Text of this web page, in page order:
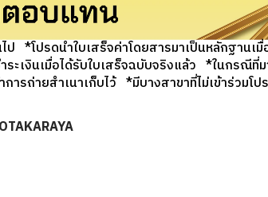
*โปรดนำใบเสร็จค่าโดยสารมาเป็นหลักฐาน
ระเงินเมื่อได้รับใบเสร็จฉบับจริงแล้ว *ในกรณีที่
รถ่ายสำเนาเก็บไว้ *มีบางสาขาที่ไม่เข้าร่วมโป